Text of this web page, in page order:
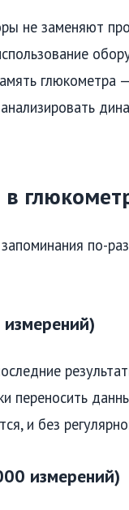
не заменяют
глюкометра
по-
переносить
и без
измерений)